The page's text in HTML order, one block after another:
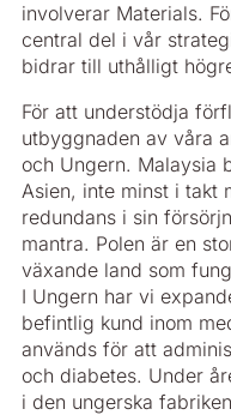
involverar Materials.
central del i vår
bidrar till uthålligt
För att understödja
utbyggnaden av våra
och Ungern. Malaysia
Asien, inte minst i takt
redundans i sin
mantra. Polen är en
växande land som
I Ungern har vi
befintlig kund inom
används för att
och diabetes. Under
i den ungerska